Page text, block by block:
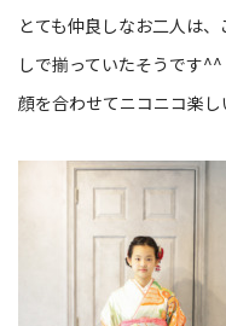
とても仲良しなお二人は
しで揃っていたそうです^^
顔を合わせてニコニコ楽し